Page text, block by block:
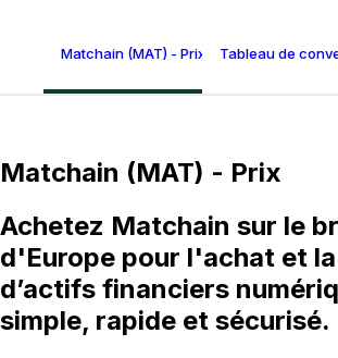
Matchain (MAT) - Prix Tableau de
Matchain (MAT) - Prix
Achetez Matchain sur le
d'Europe pour l'achat et
d’actifs financiers
simple, rapide et sécurisé.